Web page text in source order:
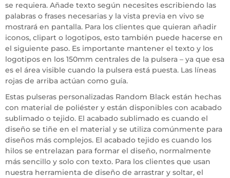
se requiera. Añade texto según necesites escribiendo las
palabras o frases necesarias y la vista previa en vivo se
mostrará en pantalla. Para los clientes que quieran añadir
iconos, clipart o logotipos, esto también puede hacerse en
el siguiente paso. Es importante mantener el texto y los
logotipos en los 150mm centrales de la pulsera – ya que esa
es el área visible cuando la pulsera está puesta. Las líneas
rojas de arriba actúan como guía.
Estas pulseras personalizadas Random Black están hechas
con material de poliéster y están disponibles con acabado
sublimado o tejido. El acabado sublimado es cuando el
diseño se tiñe en el material y se utiliza comúnmente para
diseños más complejos. El acabado tejido es cuando los
hilos se entrelazan para formar el diseño, normalmente
más sencillo y solo con texto. Para los clientes que usan
nuestra herramienta de diseño de arrastrar y soltar, el